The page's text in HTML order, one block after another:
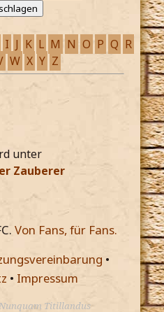
I J K L M N O P Q R
W X Y Z
unter
Zauberer
Von Fans, für Fans.
•
• Impressum
Titillandus